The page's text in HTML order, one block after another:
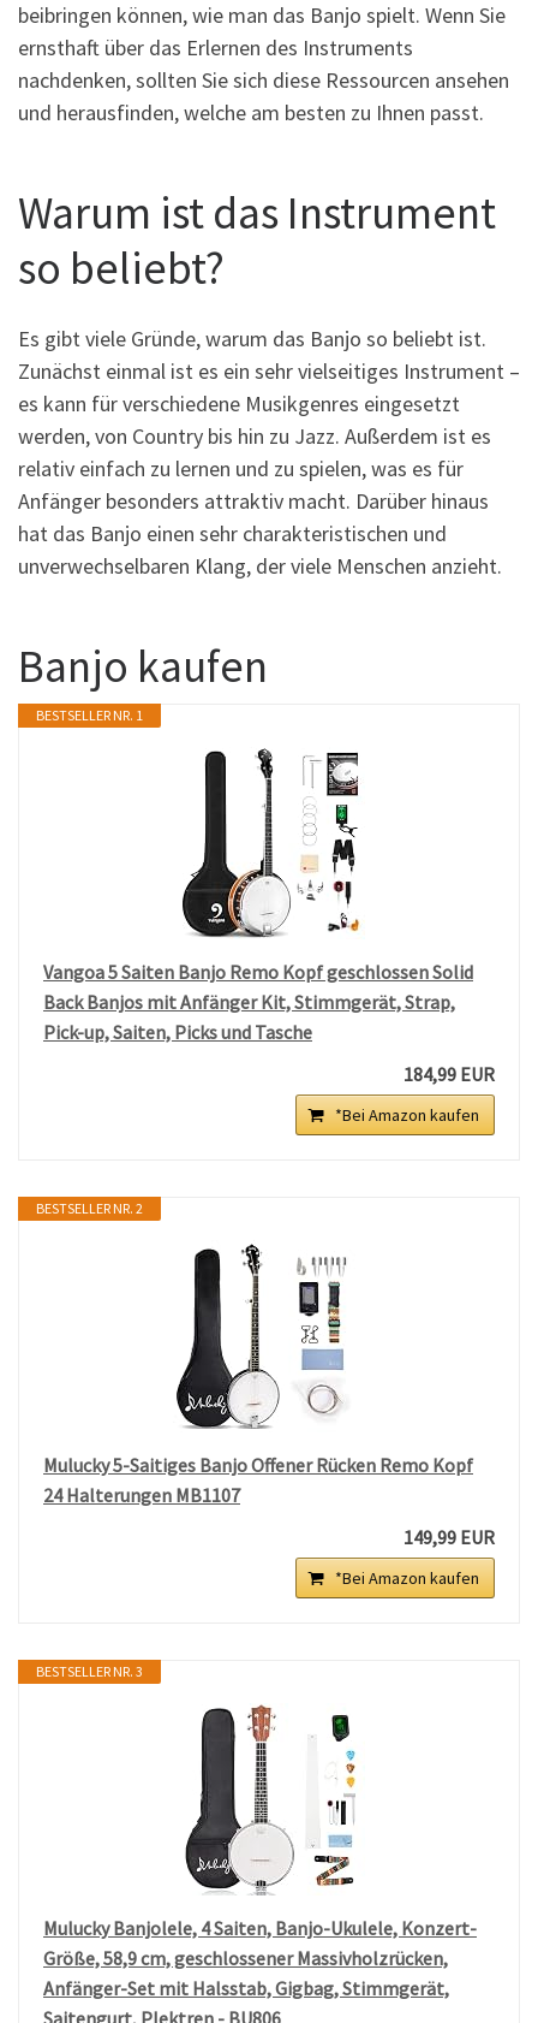
beibringen können, wie man das Banjo spielt. Wenn Sie
ernsthaft über das Erlernen des Instruments
nachdenken, sollten Sie sich diese Ressourcen ansehen
und herausfinden, welche am besten zu Ihnen passt.
Warum ist das Instrument
so beliebt?
Es gibt viele Gründe, warum das Banjo so beliebt ist.
Zunächst einmal ist es ein sehr vielseitiges Instrument –
es kann für verschiedene Musikgenres eingesetzt
werden, von Country bis hin zu Jazz. Außerdem ist es
relativ einfach zu lernen und zu spielen, was es für
Anfänger besonders attraktiv macht. Darüber hinaus
hat das Banjo einen sehr charakteristischen und
unverwechselbaren Klang, der viele Menschen anzieht.
Banjo kaufen
BESTSELLER NR. 1
Vangoa 5 Saiten Banjo Remo Kopf geschlossen Solid
Back Banjos mit Anfänger Kit, Stimmgerät, Strap,
Pick-up, Saiten, Picks und Tasche
184,99 EUR
*Bei Amazon kaufen
BESTSELLER NR. 2
Mulucky 5-Saitiges Banjo Offener Rücken Remo Kopf
24 Halterungen MB1107
149,99 EUR
*Bei Amazon kaufen
BESTSELLER NR. 3
Mulucky Banjolele, 4 Saiten, Banjo-Ukulele, Konzert-
Größe, 58,9 cm, geschlossener Massivholzrücken,
Anfänger-Set mit Halsstab, Gigbag, Stimmgerät,